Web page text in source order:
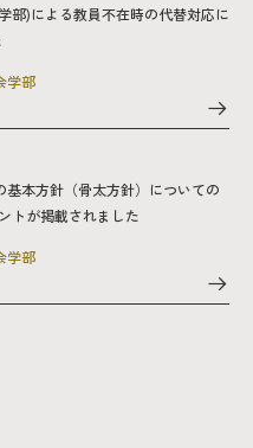
部)による教員不在時の代替対応に
学部
本方針（骨太方針）についての
トが掲載されました
学部